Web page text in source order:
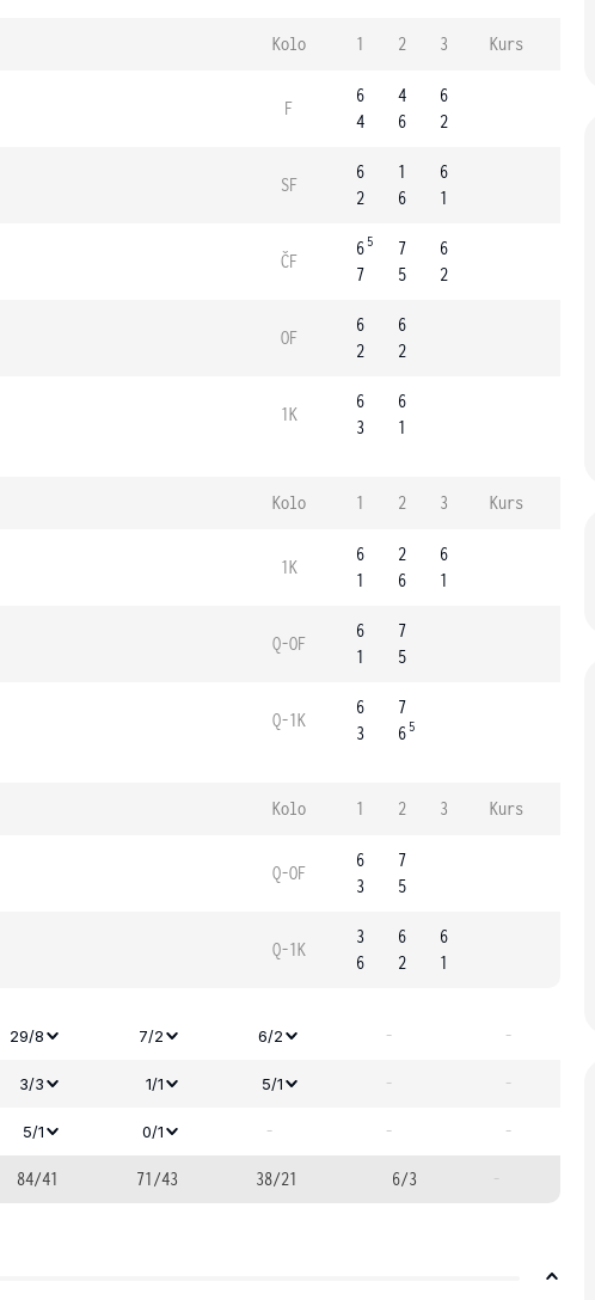
Kolo 1 2 3 Kurs
F
6
4
4
6
6
2
SF
6
2
1
6
6
1
ČF
6 5
7
7
5
6
2
OF
6
2
6
2
1K
6
3
6
1
Kolo 1 2 3 Kurs
1K
6
1
2
6
6
1
Q-OF
6
1
7
5
Q-1K
6
3
7
6 5
Kolo 1 2 3 Kurs
Q-OF
6
3
7
5
Q-1K
3
6
6
2
6
1
29/8 7/2 6/2 - -
3/3 1/1 5/1 - -
5/1 0/1 - - -
84/41 71/43 38/21 6/3 -